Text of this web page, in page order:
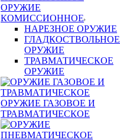
ОРУЖИЕ
КОМИССИОННОЕ
НАРЕЗНОЕ ОРУЖИЕ
ГЛАДКОСТВОЛЬНОЕ
ОРУЖИЕ
ТРАВМАТИЧЕСКОЕ
ОРУЖИЕ
ОРУЖИЕ ГАЗОВОЕ И
ТРАВМАТИЧЕСКОЕ